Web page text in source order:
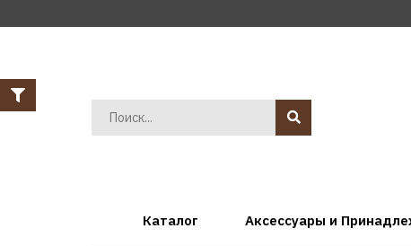
Каталог Аксессуары и